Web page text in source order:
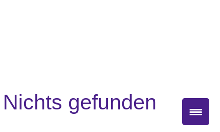
Nichts gefunden